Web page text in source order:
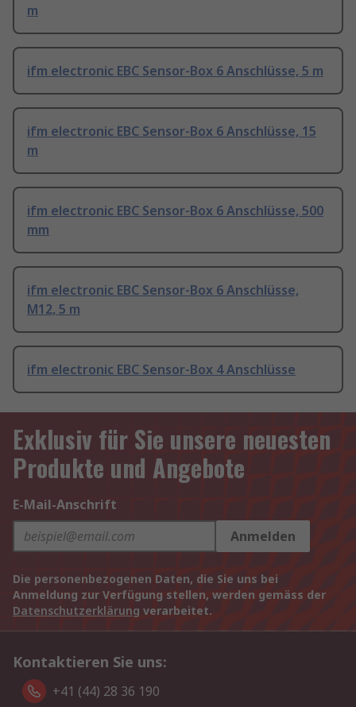
m
ifm electronic EBC Sensor-Box 6 Anschlüsse, 5 m
ifm electronic EBC Sensor-Box 6 Anschlüsse, 15
m
ifm electronic EBC Sensor-Box 6 Anschlüsse, 500
mm
ifm electronic EBC Sensor-Box 6 Anschlüsse,
M12, 5 m
ifm electronic EBC Sensor-Box 4 Anschlüsse
Exklusiv für Sie unsere neuesten
Produkte und Angebote
E-Mail-Anschrift
Anmelden
Die personenbezogenen Daten, die Sie uns bei
Anmeldung zur Verfügung stellen, werden gemäss der
Datenschutzerklärung verarbeitet.
Kontaktieren Sie uns:
+41 (44) 28 36 190